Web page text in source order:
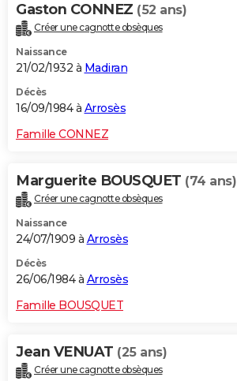
Gaston CONNEZ (52 ans)
Créer une cagnotte obsèques
Naissance
21/02/1932 à Madiran
Décès
16/09/1984 à Arrosès
Famille CONNEZ
Marguerite BOUSQUET (74 ans)
Créer une cagnotte obsèques
Naissance
24/07/1909 à Arrosès
Décès
26/06/1984 à Arrosès
Famille BOUSQUET
Jean VENUAT (25 ans)
Créer une cagnotte obsèques